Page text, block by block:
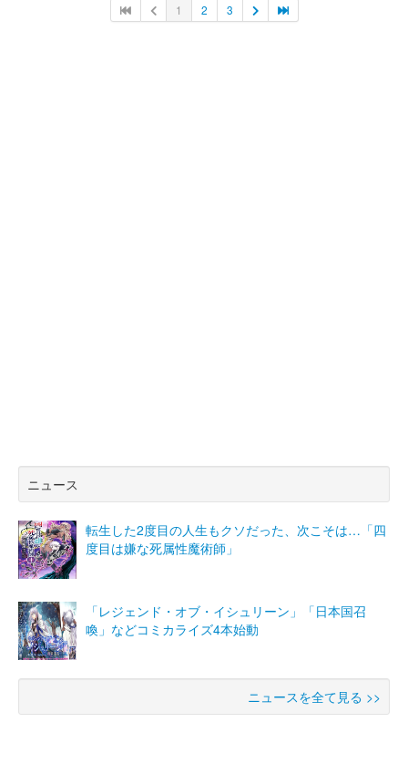
1 2 3
ニュース
転生した2度目の人生もクソだった、次こそは…「四
度目は嫌な死属性魔術師」
「レジェンド・オブ・イシュリーン」「日本国召
喚」などコミカライズ4本始動
ニュースを全て見る >>